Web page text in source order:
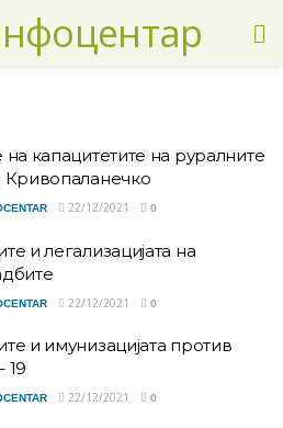
капацитетите на руралните
22/12/2021 0
и легализацијата на
22/12/2021 0
и имунизацијата против
19
22/12/2021 0